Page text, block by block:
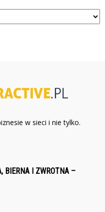
w sieci i nie tylko.
BIERNA I ZWROTNA –